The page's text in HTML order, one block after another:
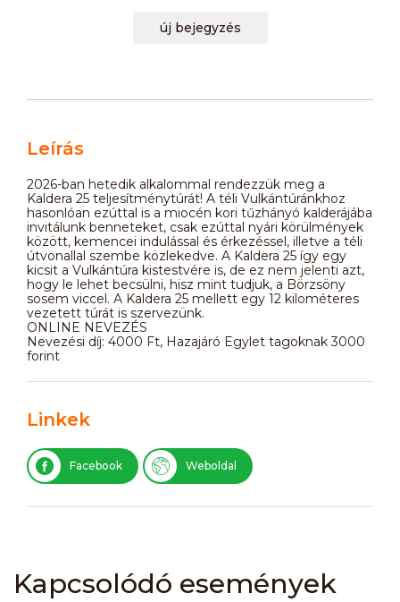
új bejegyzés
Leírás
2026-ban hetedik alkalommal rendezzük meg a
Kaldera 25 teljesítménytúrát! A téli Vulkántúránkhoz
hasonlóan ezúttal is a miocén kori tűzhányó kalderájába
invitálunk benneteket, csak ezúttal nyári körülmények
között, kemencei indulással és érkezéssel, illetve a téli
útvonallal szembe közlekedve. A Kaldera 25 így egy
kicsit a Vulkántúra kistestvére is, de ez nem jelenti azt,
hogy le lehet becsülni, hisz mint tudjuk, a Börzsöny
sosem viccel. A Kaldera 25 mellett egy 12 kilométeres
vezetett túrát is szervezünk.
ONLINE NEVEZÉS
Nevezési díj: 4000 Ft, Hazajáró Egylet tagoknak 3000
forint
Linkek
Facebook Weboldal
Kapcsolódó események